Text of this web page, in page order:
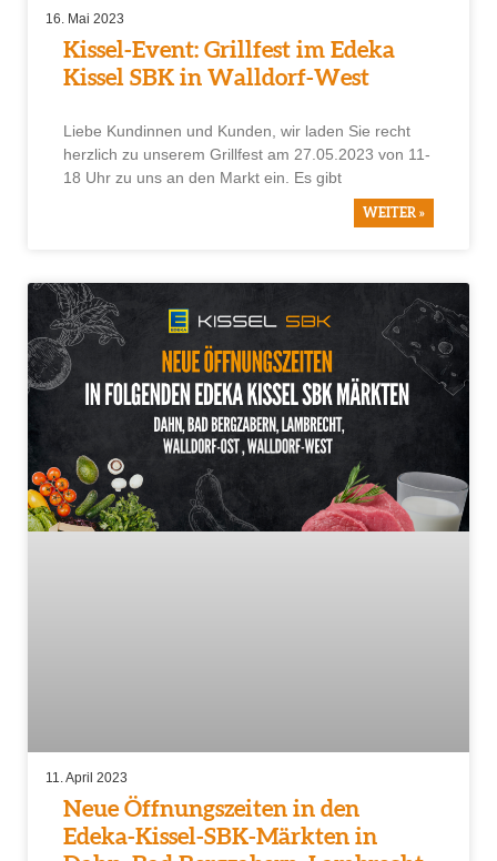
Kissel-Event: Grillfest im Edeka
Kissel SBK in Walldorf-West
Liebe Kundinnen und Kunden, wir laden Sie recht
herzlich zu unserem Grillfest am 27.05.2023 von 11-
18 Uhr zu uns an den Markt ein. Es gibt
WEITER »
16. Mai 2023
Neue Öffnungszeiten in den
Edeka-Kissel-SBK-Märkten in
11. April 2023